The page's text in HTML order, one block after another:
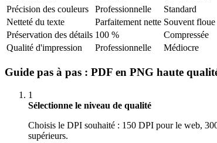
Précision des couleurs
Professionnelle
Standard
Netteté du texte
Parfaitement nette Souvent floue
Préservation des détails 100 %
Compressée
Qualité d'impression
Professionnelle Médiocre
Guide pas à pas : PDF en PNG haute
1
Sélectionne le niveau de qualité
Choisis le DPI souhaité : 150 DPI pour le web,
supérieurs.